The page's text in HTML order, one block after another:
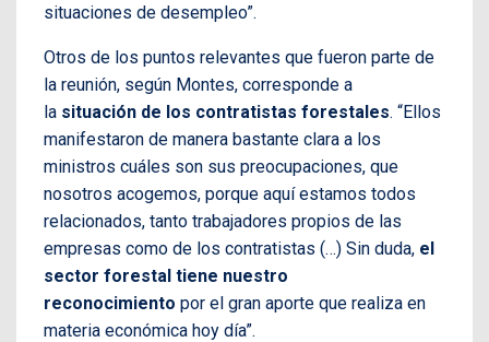
situaciones de desempleo”.
Otros de los puntos relevantes que fueron parte de
la reunión, según Montes, corresponde a
la situación de los contratistas forestales. “Ellos
manifestaron de manera bastante clara a los
ministros cuáles son sus preocupaciones, que
nosotros acogemos, porque aquí estamos todos
relacionados, tanto trabajadores propios de las
empresas como de los contratistas (…) Sin duda, el
sector forestal tiene nuestro
reconocimiento por el gran aporte que realiza en
materia económica hoy día”.